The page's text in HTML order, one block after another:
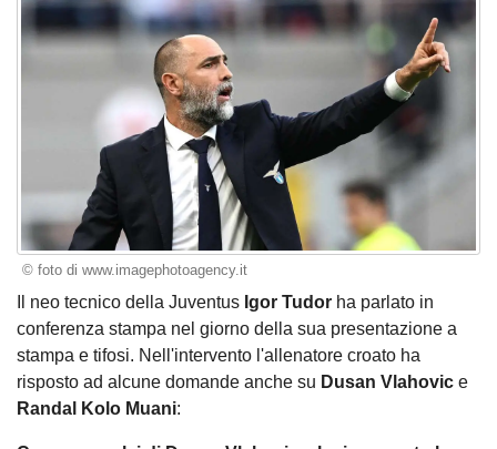
© foto di www.imagephotoagency.it
Il neo tecnico della Juventus Igor Tudor ha parlato in
conferenza stampa nel giorno della sua presentazione a
stampa e tifosi. Nell'intervento l'allenatore croato ha
risposto ad alcune domande anche su Dusan Vlahovic e
Randal Kolo Muani: